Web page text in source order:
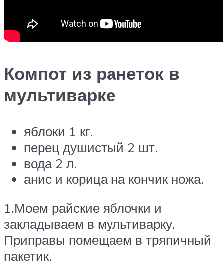
Компот из ранеток в
мультиварке
яблоки 1 кг.
перец душистый 2 шт.
вода 2 л.
анис и корица на кончик ножа.
1.Моем райские яблочки и
закладываем в мультиварку.
Приправы помещаем в тряпичный
пакетик.